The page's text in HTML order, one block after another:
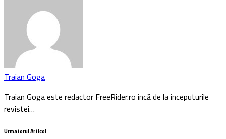
Traian Goga
Traian Goga este redactor FreeRider.ro încă de la începuturile
revistei…
Urmatorul Articol